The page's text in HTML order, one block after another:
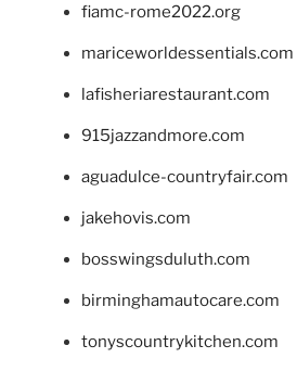
fiamc-rome2022.org
mariceworldessentials.com
lafisheriarestaurant.com
915jazzandmore.com
aguadulce-countryfair.com
jakehovis.com
bosswingsduluth.com
birminghamautocare.com
tonyscountrykitchen.com